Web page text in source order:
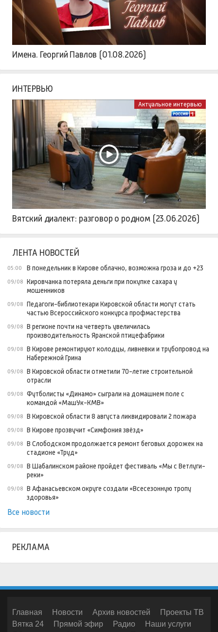
Имена. Георгий Павлов (01.08.2026)
ИНТЕРВЬЮ
Актуальное интервью
Вятский диалект: разговор о родном (23.06.2026)
ЛЕНТА НОВОСТЕЙ
05:00 В понедельник в Кирове облачно, возможна гроза и до +23
09/08 Кировчанка потеряла деньги при покупке сахара у
мошенников
09/08 Педагоги-библиотекари Кировской области могут стать
частью Всероссийского конкурса профмастерства
09/08 В регионе почти на четверть увеличилась
производительность Яранской птицефабрики
09/08 В Кирове ремонтируют колодцы, ливневки и трубопровод на
Набережной Грина
09/08 В Кировской области отметили 70-летие строительной
отрасли
09/08 Футболисты «Динамо» сыграли на домашнем поле с
командой «МашУк-КМВ»
09/08 В Кировской области 8 августа ликвидировали 2 пожара
09/08 В Кирове прозвучит «Симфония звёзд»
09/08 В Слободском продолжается ремонт беговых дорожек на
стадионе «Труд»
09/08 В Шабалинском районе пройдет фестиваль «Мы с Ветлуги-
реки»
09/08 В Афанасьевском округе создали «Всесезонную тропу
здоровья»
Все новости
РЕКЛАМА
Главная Новости Архив новостей
Проекты ТВ
Вятка 24
Прямой эфир Радио
Наши услуги